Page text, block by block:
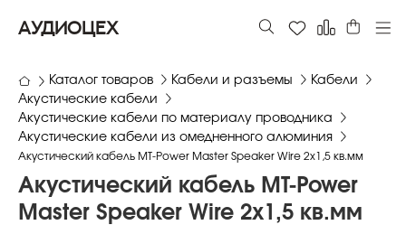
АУДИОЦЕХ
Каталог товаров Кабели и разъемы
Кабели
Акустические кабели
Акустические кабели по материалу проводника
Акустические кабели из омедненного алюминия
Акустический кабель MT-Power Master Speaker Wire 2x1,5 кв.мм
Акустический кабель MT-Power
Master Speaker Wire 2x1,5 кв.мм